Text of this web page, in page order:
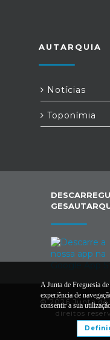
AUTARQUIA
Notícias
Toponímia
© 2026 Junta de
direitos
A Junta de Freguesia
experiência de
consentir a sua